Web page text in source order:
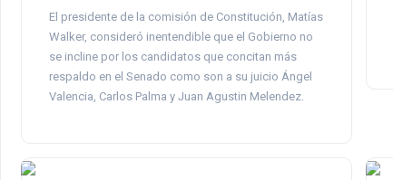
El presidente de la comisión de Constitución, Matías
Walker, consideró inentendible que el Gobierno no
se incline por los candidatos que concitan más
respaldo en el Senado como son a su juicio Ángel
Valencia, Carlos Palma y Juan Agustin Melendez.